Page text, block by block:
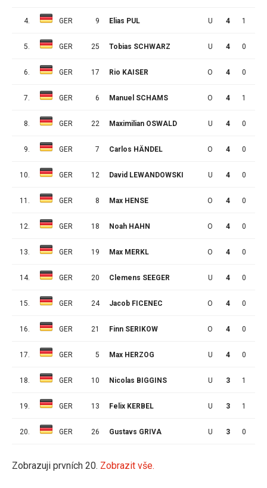
4. GER 9 Elias PUL U 4 1
5. GER 25 Tobias SCHWARZ U 4 0
6. GER 17 Rio KAISER O 4 0
7. GER 6 Manuel SCHAMS O 4 1
8. GER 22 Maximilian OSWALD U 4 0
9. GER 7 Carlos HÄNDEL O 4 0
10. GER 12 David LEWANDOWSKI U 4 0
11. GER 8 Max HENSE O 4 0
12. GER 18 Noah HAHN O 4 0
13. GER 19 Max MERKL O 4 0
14. GER 20 Clemens SEEGER U 4 0
15. GER 24 Jacob FICENEC O 4 0
16. GER 21 Finn SERIKOW O 4 0
17. GER 5 Max HERZOG U 4 0
18. GER 10 Nicolas BIGGINS U 3 1
19. GER 13 Felix KERBEL U 3 1
20. GER 26 Gustavs GRIVA U 3 0
Zobrazuji prvních 20. Zobrazit vše.